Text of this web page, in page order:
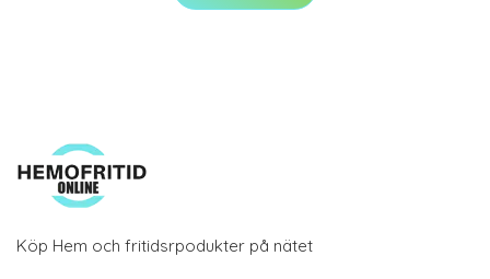
Köp Hem och fritidsrpodukter på nätet